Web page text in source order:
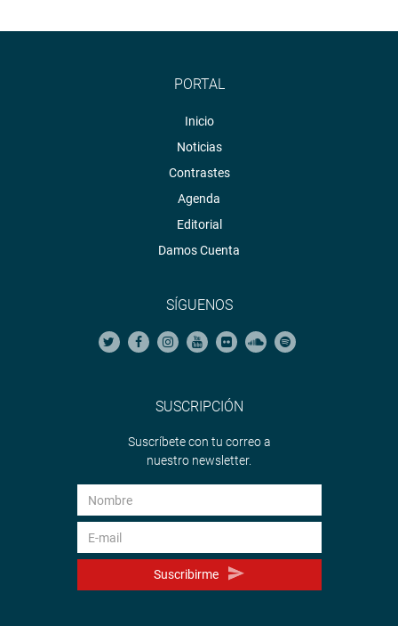
PORTAL
Inicio
Noticias
Contrastes
Agenda
Editorial
Damos Cuenta
SÍGUENOS
SUSCRIPCIÓN
Suscríbete con tu correo a
nuestro newsletter.
Suscribirme